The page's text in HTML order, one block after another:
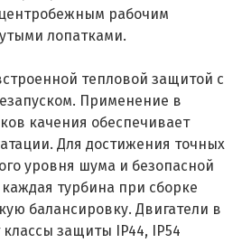
рабочим
лопатками.
тепловой защитой с
Применение в
качения обеспечивает
Для достижения точных
уровня шума и безопасной
турбина при сборке
балансировку. Двигатели в
защиты IP44, IP54